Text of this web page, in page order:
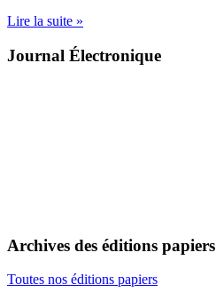
Lire la suite »
Journal Électronique
Archives des éditions papiers
Toutes nos éditions papiers